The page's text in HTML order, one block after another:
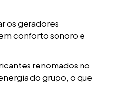
os geradores
conforto sonoro e
renomados no
do grupo, o que